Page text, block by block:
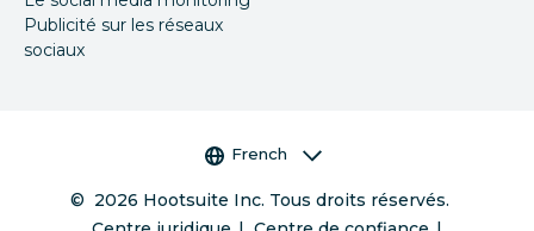
Publicité sur les réseaux
sociaux
Sélecteur de langue
French
© 2026 Hootsuite Inc. Tous droits réservés.